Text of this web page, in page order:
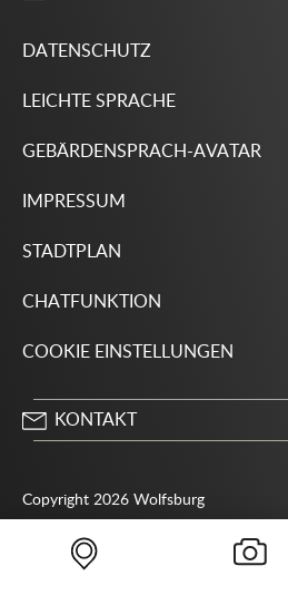
DATENSCHUTZ
LEICHTE SPRACHE
GEBÄRDENSPRACH-AVATAR
IMPRESSUM
STADTPLAN
CHATFUNKTION
COOKIE EINSTELLUNGEN
KONTAKT
38440 Wolfsburg
05361 28-1234
Copyright 2026 Wolfsburg